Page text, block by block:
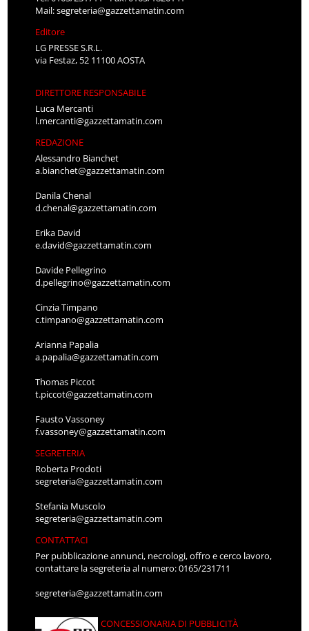
Mail:segreteria@gazzettamatin.com
Editore
LG PRESSE S.R.L.
via Festaz, 52 11100 AOSTA
DIRETTORE RESPONSABILE
Luca Mercanti
l.mercanti@gazzettamatin.com
REDAZIONE
Alessandro Bianchet
a.bianchet@gazzettamatin.com
Danila Chenal
d.chenal@gazzettamatin.com
Erika David
e.david@gazzettamatin.com
Davide Pellegrino
d.pellegrino@gazzettamatin.com
Cinzia Timpano
c.timpano@gazzettamatin.com
Arianna Papalia
a.papalia@gazzettamatin.com
Thomas Piccot
t.piccot@gazzettamatin.com
Fausto Vassoney
f.vassoney@gazzettamatin.com
SEGRETERIA
Roberta Prodoti
segreteria@gazzettamatin.com
Stefania Muscolo
segreteria@gazzettamatin.com
CONTATTACI
Per pubblicazione annunci, necrologi, offro e cerco lavoro,
contattare la segreteria al numero: 0165/231711
segreteria@gazzettamatin.com
CONCESSIONARIA DI PUBBLICITÀ